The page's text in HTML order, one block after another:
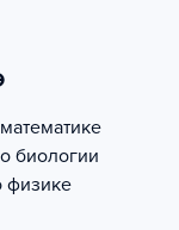
биологии